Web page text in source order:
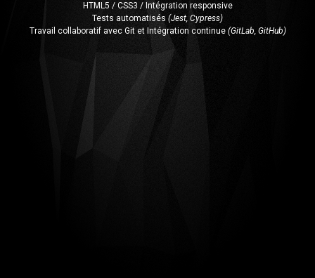
HTML5 / CSS3 / Intégration responsive
Tests automatisés (Jest, Cypress)
Travail collaboratif avec Git et Intégration continue (GitLab, GitHub)